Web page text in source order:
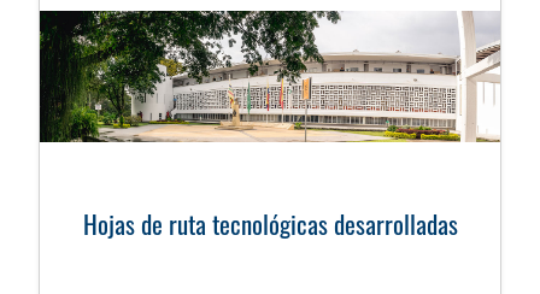
Hojas de ruta tecnológicas desarrolladas